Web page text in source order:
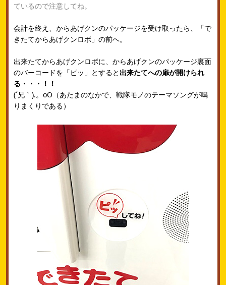
ているので注意してね。
会計を終え、からあげクンのパッケージを受け取ったら、「で
きたてからあげクンロボ」の前へ。
出来たてからあげクンロボに、からあげクンのパッケージ裏面
のバーコードを「ピッ」とすると 出来たてへの扉が開けられ
る・・・！！
(´兄｀).。oO（あたまのなかで、戦隊モノのテーマソングが鳴
りまくりである）